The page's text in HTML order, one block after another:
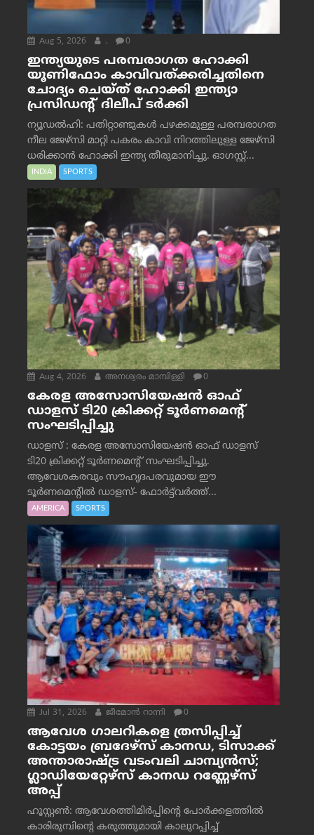
Aug 5, 2026 . 0
ഇന്ത്യയുടെ പരമ്പരാഗത ഹോക്കി
യൂണിഫോം കാവിവത്ക്കരിച്ചതിനെ
ചോദ്യം ചെയ്ത് ഹോക്കി ഇന്ത്യാ
പ്രസിഡന്റ് ദിലീപ് ടര്‍ക്കി
ന്യൂഡൽഹി: പതിറ്റാണ്ടുകൾ പഴക്കമുള്ള പരമ്പരാഗത
നീല ജേഴ്‌സി മാറ്റി പകരം കാവി നിറത്തിലുള്ള ജേഴ്‌സി
ധരിക്കാൻ ഹോക്കി ഇന്ത്യ തീരുമാനിച്ചു. ഓഗസ്റ്റ്...
INDIA SPORTS
Aug 4, 2026 അനശ്വരം മാമ്പിള്ളി 0
കേരള അസോസിയേഷൻ ഓഫ്
ഡാളസ് ടി20 ക്രിക്കറ്റ് ടൂർണമെന്റ്
സംഘടിപ്പിച്ചു
ഡാളസ് : കേരള അസോസിയേഷൻ ഓഫ് ഡാളസ്
ടി20 ക്രിക്കറ്റ് ടൂർണമെന്റ് സംഘടിപ്പിച്ചു.
ആവേശകരവും സൗഹൃദപരവുമായ ഈ
ടൂർണമെന്റിൽ ഡാളസ്- ഫോർട്ട്‌വര്‍ത്ത്...
AMERICA SPORTS
Jul 31, 2026 ജീമോന്‍ റാന്നി 0
ആവേശ ഗാലറികളെ ത്രസിപ്പിച്ച്
കോട്ടയം ബ്രദേഴ്‌സ് കാനഡ, ടിസാക്ക്
അന്താരാഷ്ട്ര വടംവലി ചാമ്പ്യന്‍സ്;
ഗ്ലാഡിയേറ്റേഴ്‌സ് കാനഡ റണ്ണേഴ്‌സ്
അപ്പ്
ഹൂസ്റ്റണ്‍: ആവേശത്തിമിര്‍പ്പിന്റെ പോര്‍ക്കളത്തില്‍
കാരിരുമ്പിന്റെ കരുത്തുമായി കാലുറപ്പിച്ച്